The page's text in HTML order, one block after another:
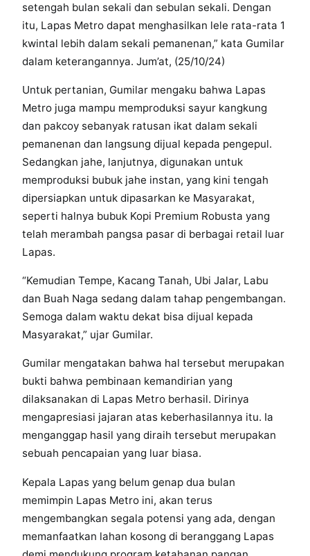
setengah bulan sekali dan sebulan sekali. Dengan
itu, Lapas Metro dapat menghasilkan lele rata-rata 1
kwintal lebih dalam sekali pemanenan,” kata Gumilar
dalam keterangannya. Jum’at, (25/10/24)
Untuk pertanian, Gumilar mengaku bahwa Lapas
Metro juga mampu memproduksi sayur kangkung
dan pakcoy sebanyak ratusan ikat dalam sekali
pemanenan dan langsung dijual kepada pengepul.
Sedangkan jahe, lanjutnya, digunakan untuk
memproduksi bubuk jahe instan, yang kini tengah
dipersiapkan untuk dipasarkan ke Masyarakat,
seperti halnya bubuk Kopi Premium Robusta yang
telah merambah pangsa pasar di berbagai retail luar
Lapas.
“Kemudian Tempe, Kacang Tanah, Ubi Jalar, Labu
dan Buah Naga sedang dalam tahap pengembangan.
Semoga dalam waktu dekat bisa dijual kepada
Masyarakat,” ujar Gumilar.
Gumilar mengatakan bahwa hal tersebut merupakan
bukti bahwa pembinaan kemandirian yang
dilaksanakan di Lapas Metro berhasil. Dirinya
mengapresiasi jajaran atas keberhasilannya itu. Ia
menganggap hasil yang diraih tersebut merupakan
sebuah pencapaian yang luar biasa.
Kepala Lapas yang belum genap dua bulan
memimpin Lapas Metro ini, akan terus
mengembangkan segala potensi yang ada, dengan
memanfaatkan lahan kosong di beranggang Lapas